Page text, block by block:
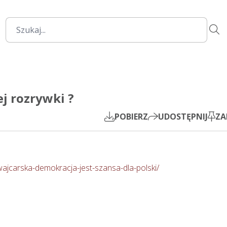
Play
rozrywki ?
POBIERZ UDOSTĘPNIJ
demokracja-jest-szansa-dla-polski/